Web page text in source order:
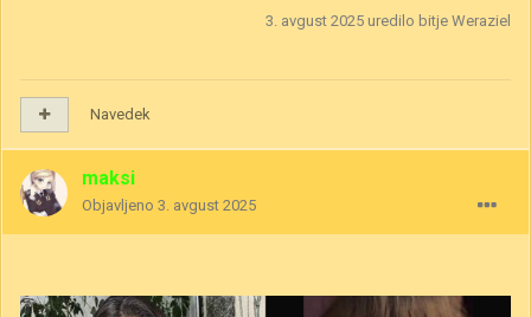
3. avgust 2025 uredilo bitje Weraziel
Navedek
maksi
Objavljeno 3. avgust 2025